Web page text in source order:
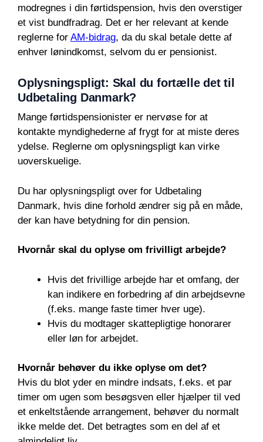
modregnes i din førtidspension, hvis den overstiger
et vist bundfradrag. Det er her relevant at kende
reglerne for AM-bidrag, da du skal betale dette af
enhver lønindkomst, selvom du er pensionist.
Oplysningspligt: Skal du fortælle det til
Udbetaling Danmark?
Mange førtidspensionister er nervøse for at
kontakte myndighederne af frygt for at miste deres
ydelse. Reglerne om oplysningspligt kan virke
uoverskuelige.
Du har oplysningspligt over for Udbetaling
Danmark, hvis dine forhold ændrer sig på en måde,
der kan have betydning for din pension.
Hvornår skal du oplyse om frivilligt arbejde?
Hvis det frivillige arbejde har et omfang, der
kan indikere en forbedring af din arbejdsevne
(f.eks. mange faste timer hver uge).
Hvis du modtager skattepligtige honorarer
eller løn for arbejdet.
Hvornår behøver du ikke oplyse om det?
Hvis du blot yder en mindre indsats, f.eks. et par
timer om ugen som besøgsven eller hjælper til ved
et enkeltstående arrangement, behøver du normalt
ikke melde det. Det betragtes som en del af et